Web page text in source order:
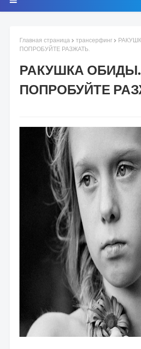
Главная страница трансерфинг
ПОПРОБУЙТЕ РАЗЖАТЬ.
РАКУШКА ОБИДЫ.
ПОПРОБУЙТЕ